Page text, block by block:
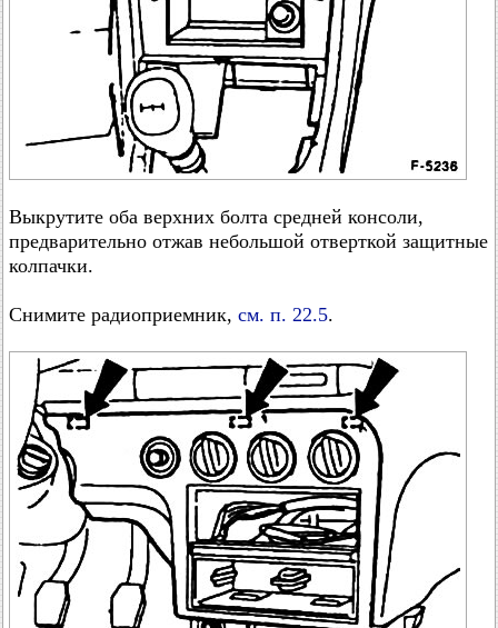
Выкрутите оба верхних болта средней консоли,
предварительно отжав небольшой отверткой защитные
колпачки.
Снимите радиоприемник, см. п. 22.5.